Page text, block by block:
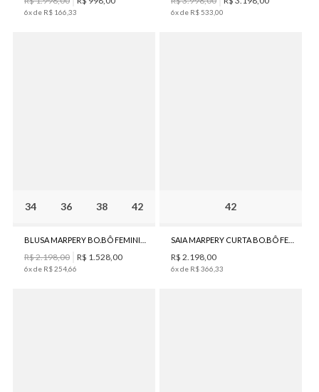
6x de R$ 166 33 6x de R$ 533 00
34 36 38 42
R$2.198,00 R$ 1.528,00
6x de R$25466
42
R$ 2.198,00
6x de R$366 33